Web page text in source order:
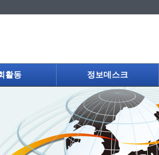
활동 정보데스크